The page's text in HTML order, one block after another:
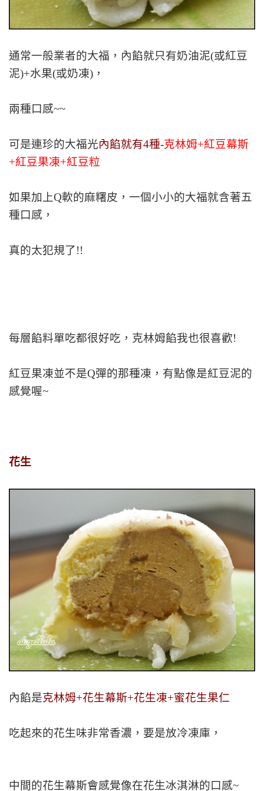
通常一般業者的大福，內餡就只有奶油泥(或紅豆
泥)+水果(或奶凍)，
兩種口感~~
可是連珍的大福光內餡就有4種-克林姆+紅豆幕斯
+紅豆果凍+紅豆粒
如果加上Q軟的麻糬皮，一個小小的大福就含著五
種口感，
真的太犯規了!!
每層餡料單吃都很好吃，克林姆餡我也很喜歡!
紅豆果凍並不是Q彈的那種凍，有點像是紅豆泥的
感覺喔~
花生
內餡是克林姆+花生幕斯+花生凍+蜜花生果仁
吃起來的花生味非常香濃，要是放冷凍庫，
中間的花生幕斯會感覺像在花生冰淇淋的口感~